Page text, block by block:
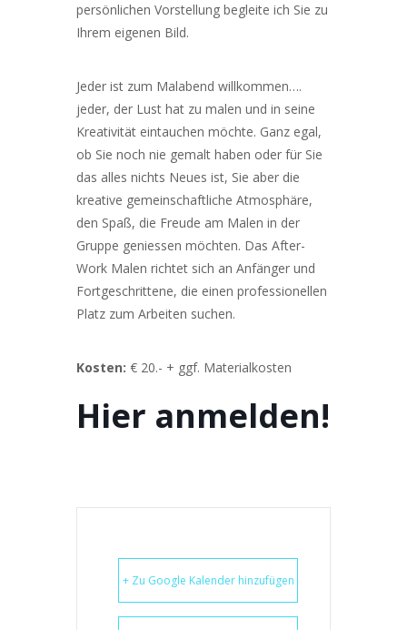
persönlichen Vorstellung begleite ich Sie zu
Ihrem eigenen Bild.
Jeder ist zum Malabend willkommen….
jeder, der Lust hat zu malen und in seine
Kreativität eintauchen möchte. Ganz egal,
ob Sie noch nie gemalt haben oder für Sie
das alles nichts Neues ist, Sie aber die
kreative gemeinschaftliche Atmosphäre,
den Spaß, die Freude am Malen in der
Gruppe geniessen möchten. Das After-
Work Malen richtet sich an Anfänger und
Fortgeschrittene, die einen professionellen
Platz zum Arbeiten suchen.
Kosten: € 20.- + ggf. Materialkosten
Hier anmelden!
+ Zu Google Kalender hinzufügen